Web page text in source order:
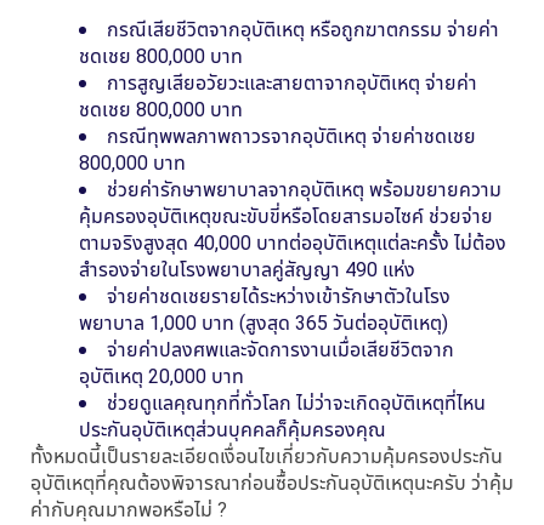
กรณีเสียชีวิตจากอุบัติเหตุ หรือถูกฆาตกรรม จ่ายค่า
ชดเชย 800,000 บาท
การสูญเสียอวัยวะและสายตาจากอุบัติเหตุ จ่ายค่า
ชดเชย 800,000 บาท
กรณีทุพพลภาพถาวรจากอุบัติเหตุ จ่ายค่าชดเชย
800,000 บาท
ช่วยค่ารักษาพยาบาลจากอุบัติเหตุ พร้อมขยายความ
คุ้มครองอุบัติเหตุขณะขับขี่หรือโดยสารมอไซค์ ช่วยจ่าย
ตามจริงสูงสุด 40,000 บาทต่ออุบัติเหตุแต่ละครั้ง ไม่ต้อง
สำรองจ่ายในโรงพยาบาลคู่สัญญา 490 แห่ง
จ่ายค่าชดเชยรายได้ระหว่างเข้ารักษาตัวในโรง
พยาบาล 1,000 บาท (สูงสุด 365 วันต่ออุบัติเหตุ)
จ่ายค่าปลงศพและจัดการงานเมื่อเสียชีวิตจาก
อุบัติเหตุ 20,000 บาท
ช่วยดูแลคุณทุกที่ทั่วโลก ไม่ว่าจะเกิดอุบัติเหตุที่ไหน
ประกันอุบัติเหตุส่วนบุคคลก็คุ้มครองคุณ
ทั้งหมดนี้เป็นรายละเอียดเงื่อนไขเกี่ยวกับความคุ้มครองประกัน
อุบัติเหตุที่คุณต้องพิจารณาก่อนซื้อประกันอุบัติเหตุนะครับ ว่าคุ้ม
ค่ากับคุณมากพอหรือไม่ ?